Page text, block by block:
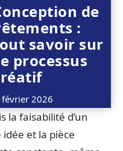
de
:
savoir sur
processus
2026
la faisabilité d’un
et la pièce